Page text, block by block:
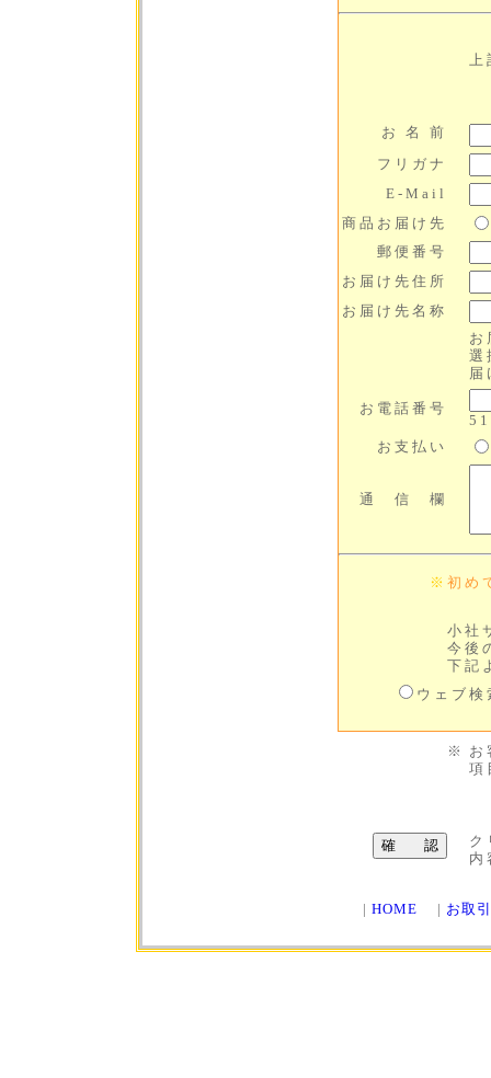
上
お 名 前
フリガナ
E-Mail
商品お届け先
郵便番号
お届け先住所
お届け先名称
お
選
届
お電話番号
お支払い
通 信 欄
※ 初め
小社
今後
下記
ウェブ
※
お
項
ク
内
| HOME | お取